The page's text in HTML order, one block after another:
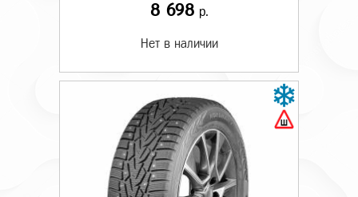
8 698 р.
Нет в наличии